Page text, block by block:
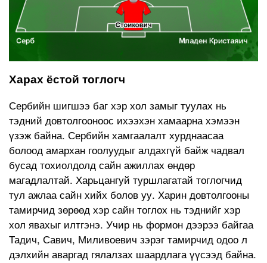
Харах ёстой тоглогч
Сербийн шигшээ баг хэр хол замыг туулах нь
тэдний довтолгооноос ихээхэн хамаарна хэмээн
үзэж байна. Сербийн хамгаалалт хурднаасаа
болоод амархан гоолуудыг алдахгүй байж чадвал
бусад тохиолдолд сайн ажиллах өндөр
магадлалтай. Харьцангуй туршлагатай тоглогчид
тул ажлаа сайн хийх болов уу. Харин довтолгооны
тамирчид зөрөөд хэр сайн тоглох нь тэднийг хэр
хол явахыг илтгэнэ. Учир нь формон дээрээ байгаа
Тадич, Савич, Миливоевич зэрэг тамирчид одоо л
дэлхийн аваргад гялалзах шаардлага үүсээд байна.